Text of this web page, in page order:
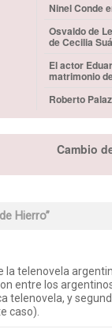
Ninel Conde
Osvaldo de
de Cecilia
El actor
matrimonio
Roberto
Cambio
Hierro”
telenovela
entre los
telenovela, y
caso).